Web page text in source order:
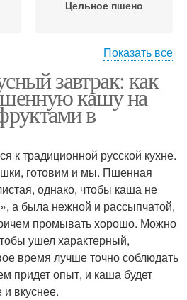
Цельное пшено
Каши с молоком
Каша с молоком
Быстрые каши
Показать все
завтрак: как
кашу на
в
к традиционной русской кухне.
готовим и мы. Пшенная
однако, чтобы каша не
а была нежной и рассыпчатой,
промывать хорошо. Можно
ушел характерный,
время лучше точно соблюдать
придет опыт, и каша будет
и вкуснее.